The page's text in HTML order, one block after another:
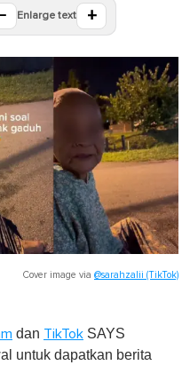
Enlarge text +
Cover image via @sarahzalii (TikTok)
dan TikTok SAYS
untuk dapatkan berita